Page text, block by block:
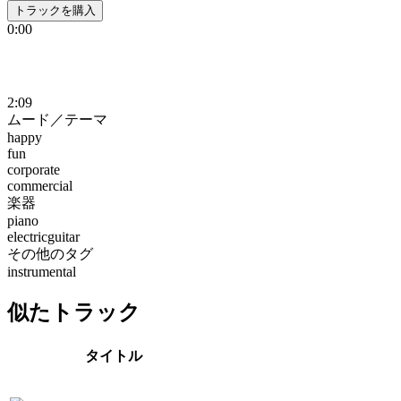
トラックを購入
0:00
2:09
ムード／テーマ
happy
fun
corporate
commercial
楽器
piano
electricguitar
その他のタグ
instrumental
似たトラック
タイトル